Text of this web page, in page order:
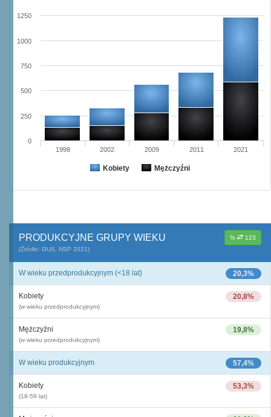
Kobiety Mężczyźni
1998 2002 2009 2011 2021
0
250
500
750
1000
1250
% 123
PRODUKCYJNE GRUPY WIEKU
(Źródło: GUS, NSP 2021)
20,3%
W wieku przedprodukcyjnym (<18 lat)
20,8%
Kobiety
(w wieku przedprodukcyjnym)
19,8%
Mężczyźni
(w wieku przedprodukcyjnym)
57,4%
W wieku produkcyjnym
53,3%
Kobiety
(18-59 lat)